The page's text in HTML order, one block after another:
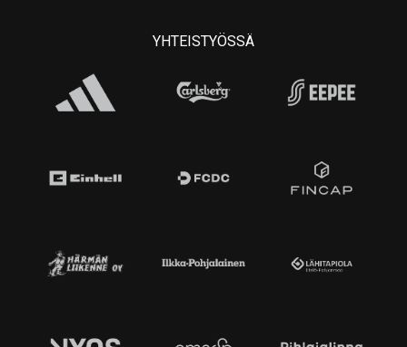
YHTEISTYÖSSÄ